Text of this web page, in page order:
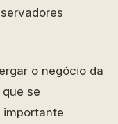
o negócio da
se
importante